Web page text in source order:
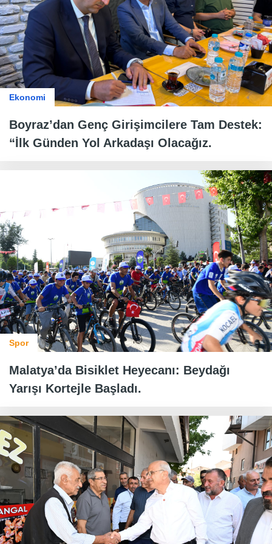
Ekonomi
Boyraz’dan Genç Girişimcilere Tam Destek:
“İlk Günden Yol Arkadaşı Olacağız.
Spor
Malatya’da Bisiklet Heyecanı: Beydağı
Yarışı Kortejle Başladı.